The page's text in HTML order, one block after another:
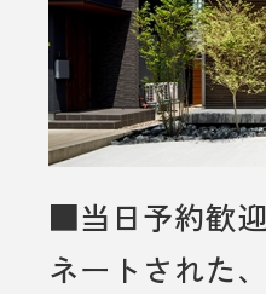
■当日予約歓
ネートされた